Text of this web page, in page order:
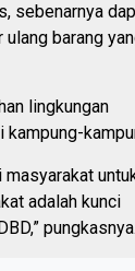
sebenarnya
barang
lingkungan
kampung-
masyarakat
adalah kunci
pungkasnya.